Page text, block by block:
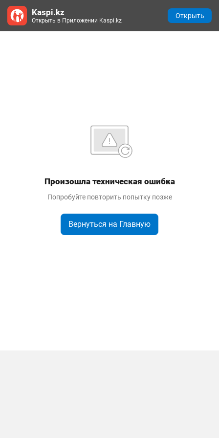
Произошла техническая ошибка
Попробуйте повторить попытку позже
Вернуться на Главную
Kaspi.kz
Открыть в Приложении Kaspi.kz
Открыть